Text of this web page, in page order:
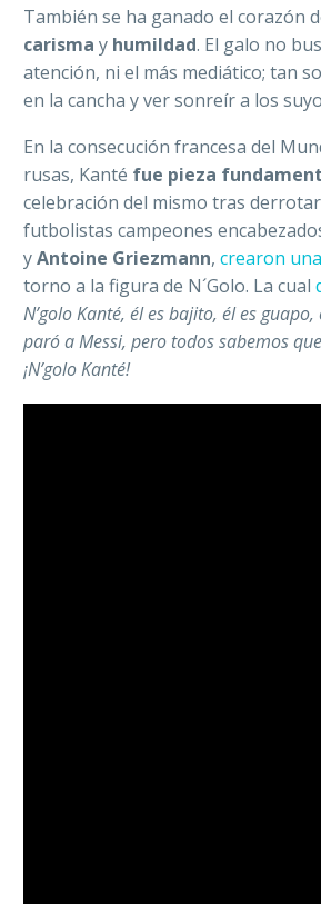
También se ha ganado el corazón
carisma y humildad. El galo no
atención, ni el más mediático; tan
en la cancha y ver sonreír a los
En la consecución francesa del
rusas, Kanté fue pieza
celebración del mismo tras derrotar
futbolistas campeones
yAntoine Griezmann, crearon
torno a la figura de N´Golo. La cual
N’golo Kanté, él es bajito, él es
paró a Messi, pero todos sabemos
¡N’golo Kanté!